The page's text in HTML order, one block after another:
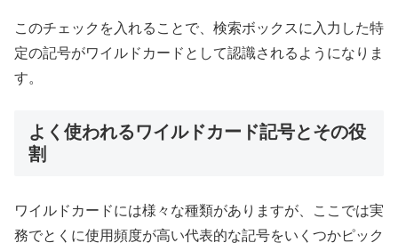
このチェックを入れることで、検索ボックスに入力した特
定の記号がワイルドカードとして認識されるようになりま
す。
よく使われるワイルドカード記号とその役
割
ワイルドカードには様々な種類がありますが、ここでは実
務でとくに使用頻度が高い代表的な記号をいくつかピック